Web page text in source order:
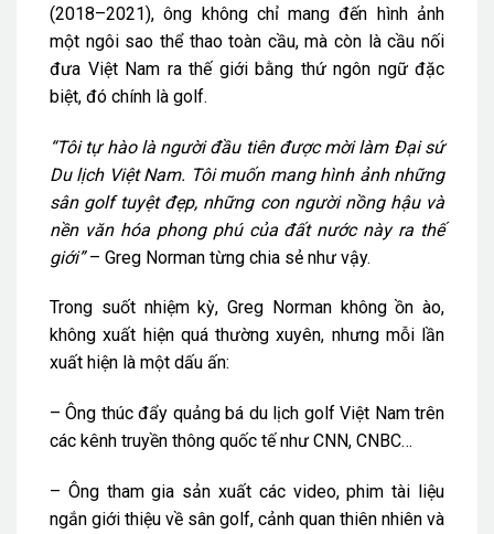
(2018–2021), ông không chỉ mang đến hình ảnh
một ngôi sao thể thao toàn cầu, mà còn là cầu nối
đưa Việt Nam ra thế giới bằng thứ ngôn ngữ đặc
biệt, đó chính là golf.
“Tôi tự hào là người đầu tiên được mời làm Đại sứ
Du lịch Việt Nam. Tôi muốn mang hình ảnh những
sân golf tuyệt đẹp, những con người nồng hậu và
nền văn hóa phong phú của đất nước này ra thế
giới”– Greg Norman từng chia sẻ như vậy.
Trong suốt nhiệm kỳ, Greg Norman không ồn ào,
không xuất hiện quá thường xuyên, nhưng mỗi lần
xuất hiện là một dấu ấn:
– Ông thúc đẩy quảng bá du lịch golf Việt Nam trên
các kênh truyền thông quốc tế như CNN, CNBC…
– Ông tham gia sản xuất các video, phim tài liệu
ngắn giới thiệu về sân golf, cảnh quan thiên nhiên và